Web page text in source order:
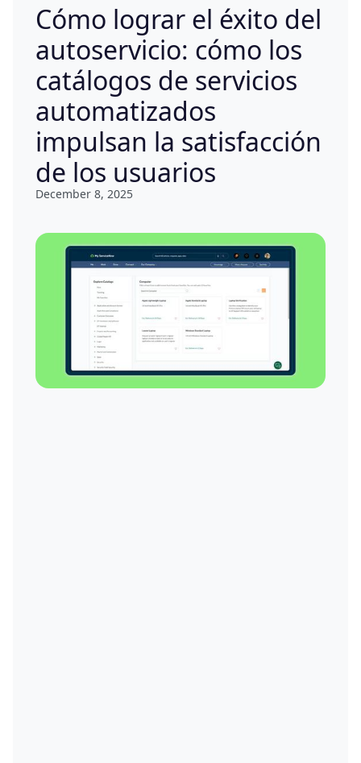
Cómo lograr el éxito del
autoservicio: cómo los
catálogos de servicios
automatizados
impulsan la satisfacción
de los usuarios
December 8, 2025